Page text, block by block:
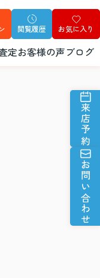
閲覧履歴 お気に入り
定お客様の声ブログ
来店予約
お問い合わせ